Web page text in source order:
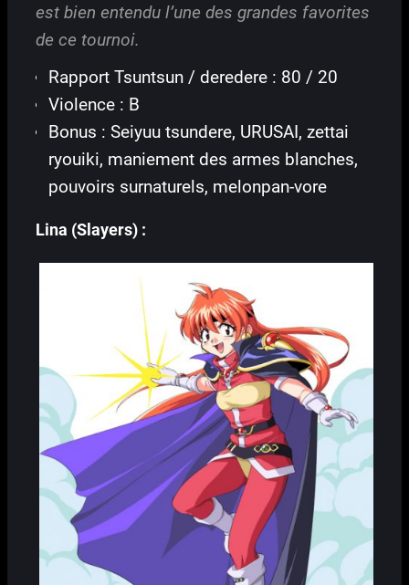
est bien entendu l’une des grandes favorites
de ce tournoi.
Rapport Tsuntsun / deredere : 80 / 20
Violence : B
Bonus : Seiyuu tsundere, URUSAI, zettai
ryouiki, maniement des armes blanches,
pouvoirs surnaturels, melonpan-vore
Lina (Slayers) :